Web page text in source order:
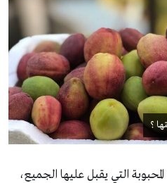
؟
التي يقبل عليها الجميع،